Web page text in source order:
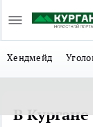
Хендмейд
В